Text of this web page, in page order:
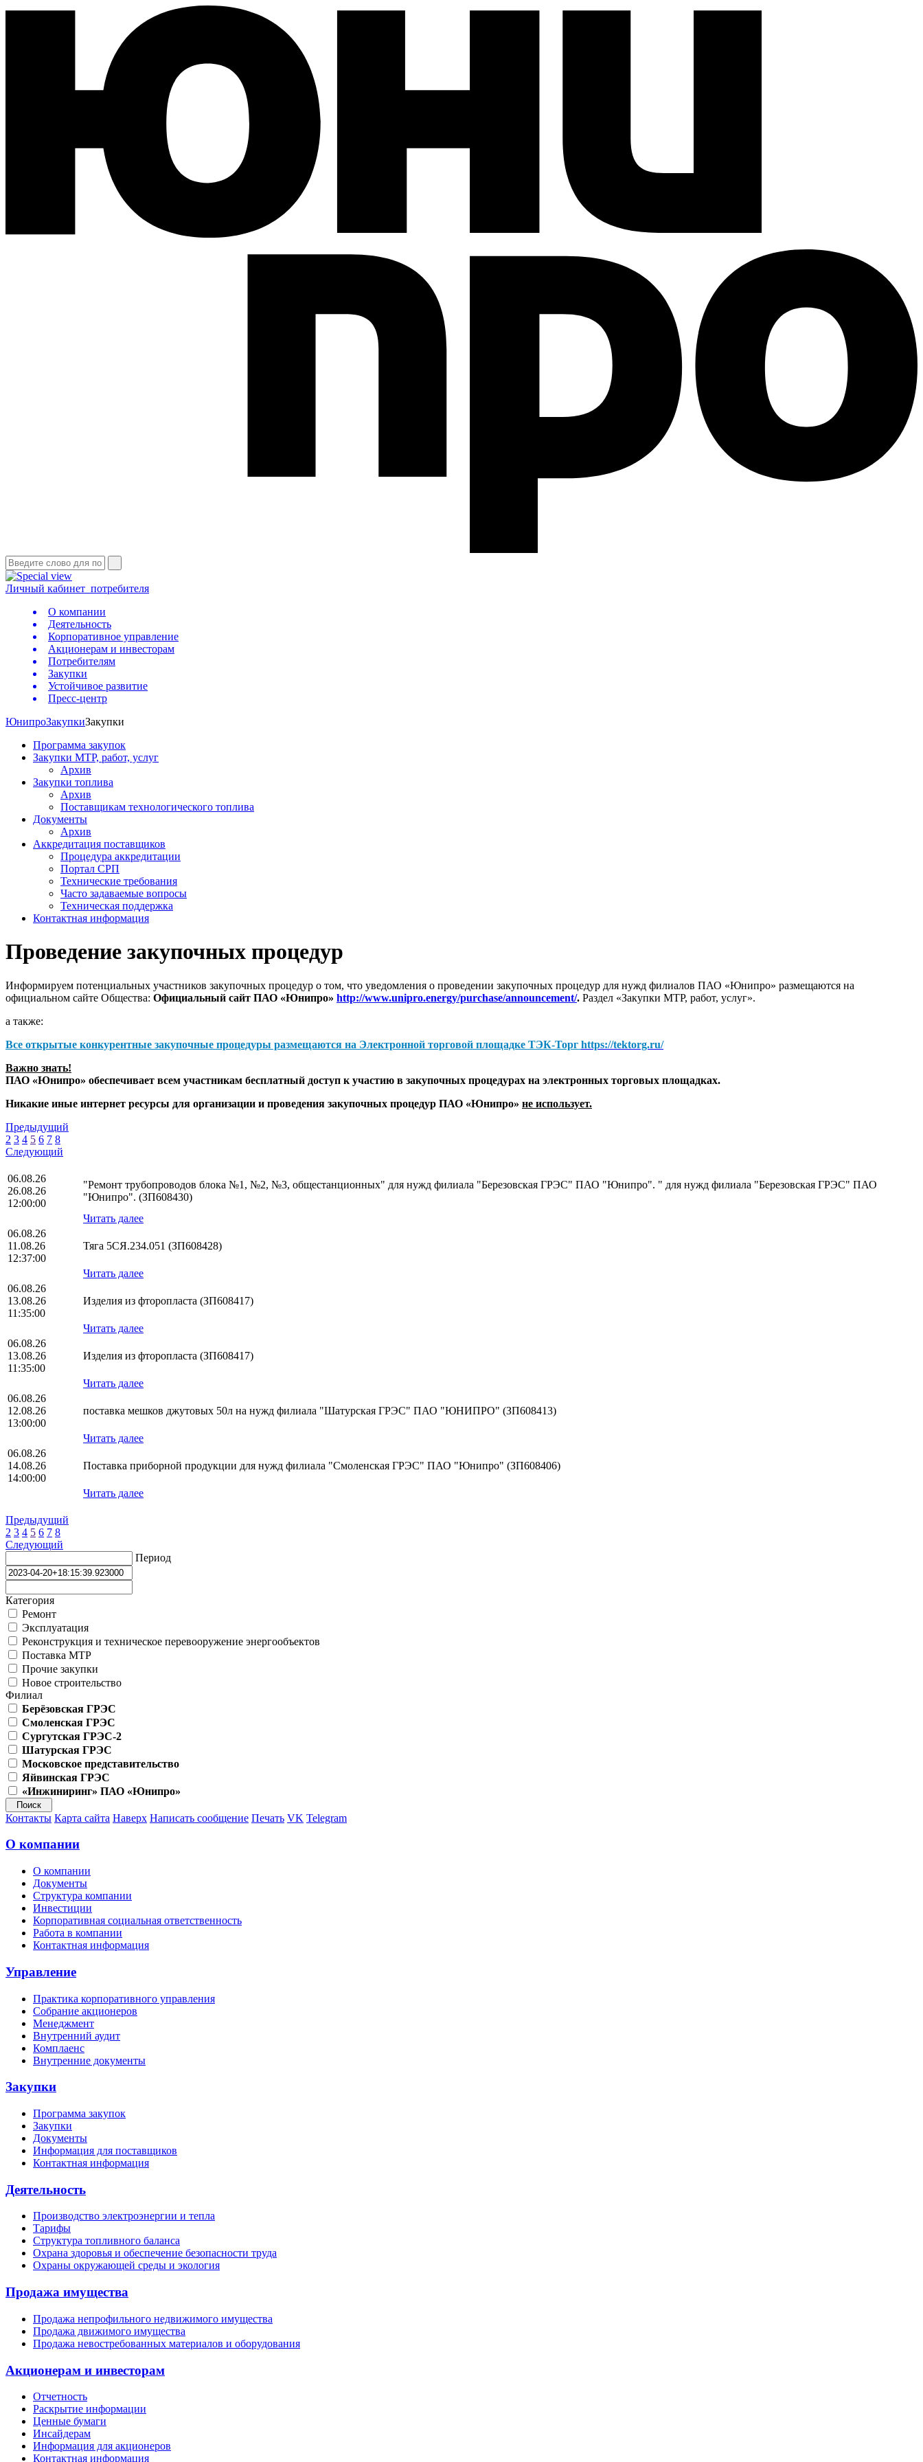
Личный кабинет потребителя
О компании
Деятельность
Корпоративное управление
Акционерам и инвесторам
Потребителям
Закупки
Устойчивое развитие
Пресс-центр
ЮнипроЗакупкиЗакупки
Программа закупок
Закупки МТР, работ, услуг
Архив
Закупки топлива
Архив
Поставщикам технологического топлива
Документы
Архив
Аккредитация поставщиков
Процедура аккредитации
Портал СРП
Технические требования
Часто задаваемые вопросы
Техническая поддержка
Контактная информация
Проведение закупочных процедур
Информируем потенциальных участников закупочных процедур о том, что уведомления о проведении закупочных процедур для нужд филиалов ПАО «Юнипро» размещаются на
официальном сайте Общества: Официальный сайт ПАО «Юнипро» http://www.unipro.energy/purchase/announcement/. Раздел «Закупки МТР, работ, услуг».
а также:
Все открытые конкурентные закупочные процедуры размещаются на Электронной торговой площадке ТЭК-Торг https://tektorg.ru/
Важно знать!
ПАО «Юнипро» обеспечивает всем участникам бесплатный доступ к участию в закупочных процедурах на электронных торговых площадках.
Никакие иные интернет ресурсы для организации и проведения закупочных процедур ПАО «Юнипро» не использует.
Предыдущий
2 3 4 5 6 7 8
Следующий
06.08.26
26.08.26
12:00:00
"Ремонт трубопроводов блока №1, №2, №3, общестанционных" для нужд филиала "Березовская ГРЭС" ПАО "Юнипро". " для нужд филиала "Березовская ГРЭС" ПАО
"Юнипро". (ЗП608430)
Читать далее
06.08.26
11.08.26
12:37:00
Тяга 5СЯ.234.051 (ЗП608428)
Читать далее
06.08.26
13.08.26
11:35:00
Изделия из фторопласта (ЗП608417)
Читать далее
06.08.26
13.08.26
11:35:00
Изделия из фторопласта (ЗП608417)
Читать далее
06.08.26
12.08.26
13:00:00
поставка мешков джутовых 50л на нужд филиала "Шатурская ГРЭС" ПАО "ЮНИПРО" (ЗП608413)
Читать далее
06.08.26
14.08.26
14:00:00
Поставка приборной продукции для нужд филиала "Смоленская ГРЭС" ПАО "Юнипро" (ЗП608406)
Читать далее
Предыдущий
2 3 4 5 6 7 8
Следующий
Период
Категория
Ремонт
Эксплуатация
Реконструкция и техническое перевооружение энергообъектов
Поставка МТР
Прочие закупки
Новое строительство
Филиал
Берёзовская ГРЭС
Смоленская ГРЭС
Сургутская ГРЭС-2
Шатурская ГРЭС
Московское представительство
Яйвинская ГРЭС
«Инжиниринг» ПАО «Юнипро»
Контакты Карта сайта Наверх Написать сообщение Печать VK Telegram
О компании
О компании
Документы
Структура компании
Инвестиции
Корпоративная социальная ответственность
Работа в компании
Контактная информация
Управление
Практика корпоративного управления
Собрание акционеров
Менеджмент
Внутренний аудит
Комплаенс
Внутренние документы
Закупки
Программа закупок
Закупки
Документы
Информация для поставщиков
Контактная информация
Деятельность
Производство электроэнергии и тепла
Тарифы
Структура топливного баланса
Охрана здоровья и обеспечение безопасности труда
Охраны окружающей среды и экология
Продажа имущества
Продажа непрофильного недвижимого имущества
Продажа движимого имущества
Продажа невостребованных материалов и оборудования
Акционерам и инвесторам
Отчетность
Раскрытие информации
Ценные бумаги
Инсайдерам
Информация для акционеров
Контактная информация